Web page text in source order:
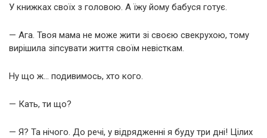
У книжках своїх з головою. А їжу йому бабуся готує.
— Ага. Твоя мама не може жити зі своєю свекрухою, тому
вирішила зіпсувати життя своїм невісткам.
Ну що ж… подивимось, хто кого.
— Кать, ти що?
— Я? Та нічого. До речі, у відрядженні я буду три дні! Цілих